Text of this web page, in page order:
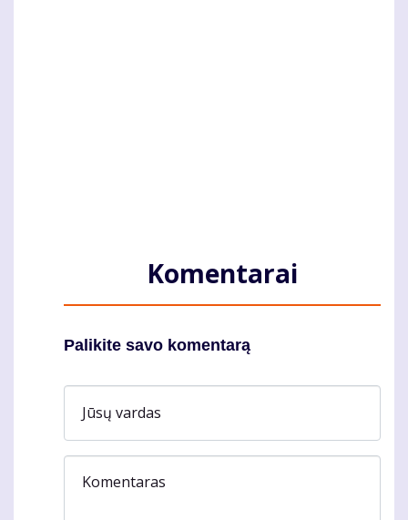
Komentarai
Palikite savo komentarą
Jūsų vardas
Komentaras